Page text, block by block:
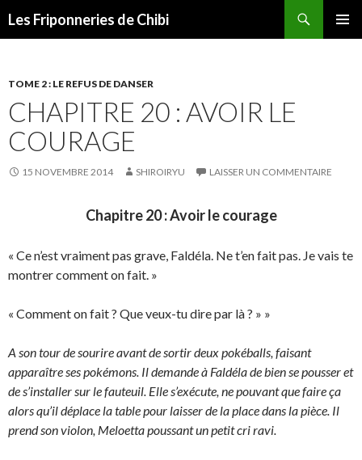
Les Friponneries de Chibi
TOME 2 : LE REFUS DE DANSER
CHAPITRE 20 : AVOIR LE
COURAGE
15 NOVEMBRE 2014 SHIROIRYU LAISSER UN COMMENTAIRE
Chapitre 20 : Avoir le courage
« Ce n’est vraiment pas grave, Faldéla. Ne t’en fait pas. Je vais te
montrer comment on fait. »
« Comment on fait ? Que veux-tu dire par là ? » »
A son tour de sourire avant de sortir deux pokéballs, faisant
apparaître ses pokémons. Il demande à Faldéla de bien se pousser et
de s’installer sur le fauteuil. Elle s’exécute, ne pouvant que faire ça
alors qu’il déplace la table pour laisser de la place dans la pièce. Il
prend son violon, Meloetta poussant un petit cri ravi.